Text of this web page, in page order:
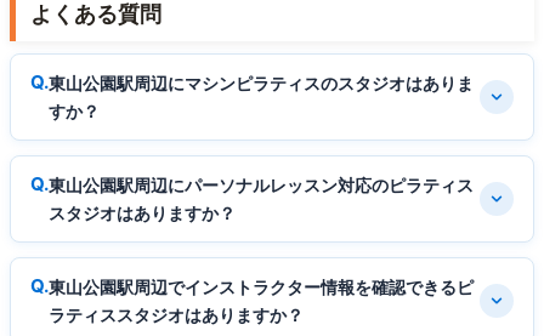
よくある質問
東山公園駅周辺にマシンピラティスのスタジオはありま
すか？
東山公園駅周辺にパーソナルレッスン対応のピラティス
スタジオはありますか？
東山公園駅周辺でインストラクター情報を確認できるピ
ラティススタジオはありますか？